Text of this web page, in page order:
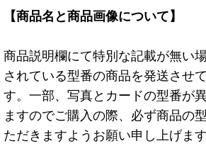
【商品名と商品画像について】
商品説明欄にて特別な記載が無い
されている型番の商品を発送させ
す。一部、写真とカードの型番が
ますのでご購入の際、必ず商品の
ただきますようお願い申し上げます